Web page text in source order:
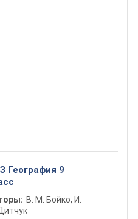
География 9
В. М. Бойко, И.